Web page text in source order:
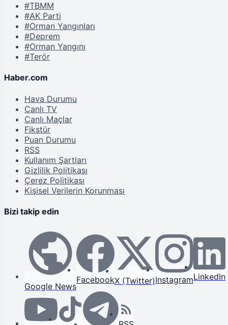
#TBMM
#AK Parti
#Orman Yangınları
#Deprem
#Orman Yangını
#Terör
Haber.com
Hava Durumu
Canlı TV
Canlı Maçlar
Fikstür
Puan Durumu
RSS
Kullanım Şartları
Gizlilik Politikası
Çerez Politikası
Kişisel Verilerin Korunması
Bizi takip edin
Google News
FacebookX (Twitter)InstagramLinkedIn